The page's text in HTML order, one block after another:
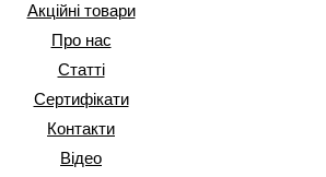
Акційні товари
Про нас
Статті
Сертифікати
Контакти
Відео